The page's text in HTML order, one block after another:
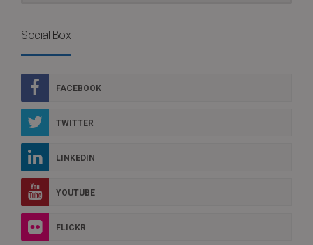
Social Box
FACEBOOK
TWITTER
LINKEDIN
YOUTUBE
FLICKR